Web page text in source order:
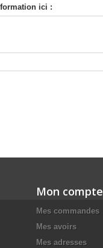
ici :
Mon compte
Mes commandes
Mes avoirs
Mes adresses